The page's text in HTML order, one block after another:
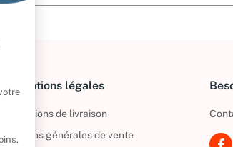
Informations légales
Informations de livraison
Conditions générales de vente